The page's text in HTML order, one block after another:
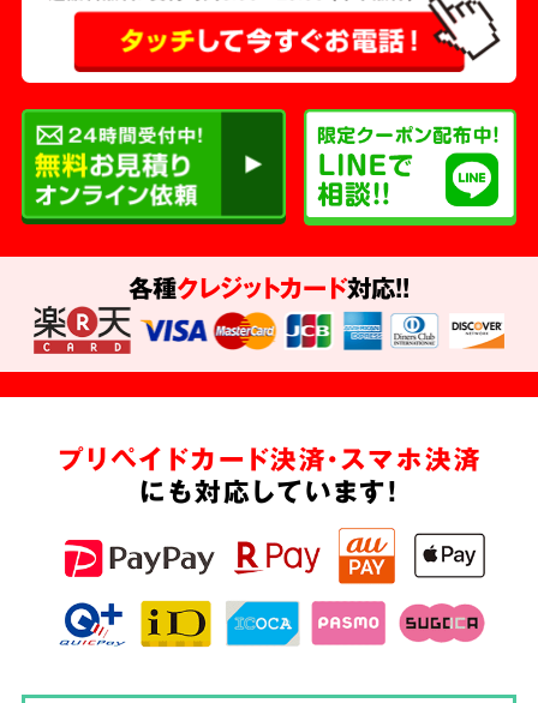
各種クレジットカード対応!!
プリペイドカード決済・スマホ決済
にも対応しています!